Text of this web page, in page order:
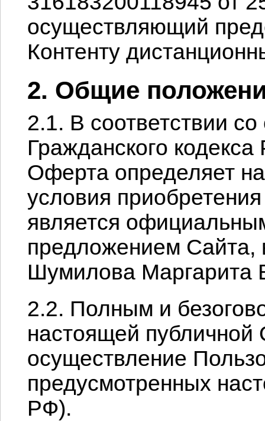
осуществляющий
Контенту
2. Общие
2.1. В соответствии со
Гражданского
Оферта определяет
условия
является
предложением
Шумилова Маргарита
2.2. Полным и
настоящей
осуществление
предусмотренных
РФ).